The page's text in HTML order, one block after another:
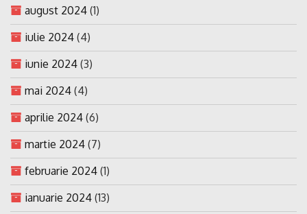
august 2024 (1)
iulie 2024 (4)
iunie 2024 (3)
mai 2024 (4)
aprilie 2024 (6)
martie 2024 (7)
februarie 2024 (1)
ianuarie 2024 (13)